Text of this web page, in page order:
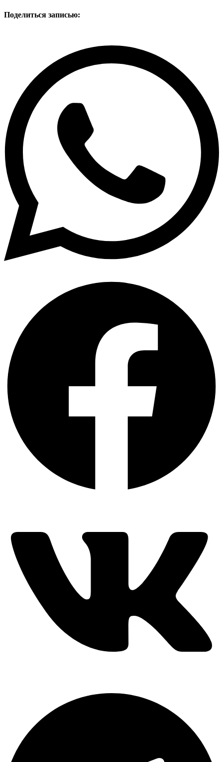
Поделиться записью: